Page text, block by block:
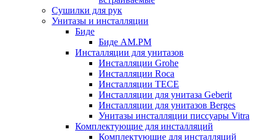
Сушилки для рук
Унитазы и инсталляции
Биде
Биде AM.PM
Инсталляции для унитазов
Инсталляции Grohe
Инсталляции Roca
Инсталляции TECE
Инсталляции для унитаза Geberit
Инсталляции для унитазов Berges
Унитазы инсталляции писсуары Vitra
Комплектующие для инсталляций
Комплектующие для инсталляций